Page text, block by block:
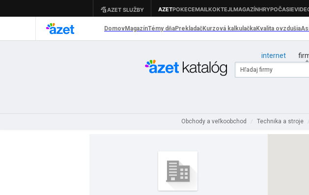
internet
Obchody a veľkoobchod / Technika a stroje /